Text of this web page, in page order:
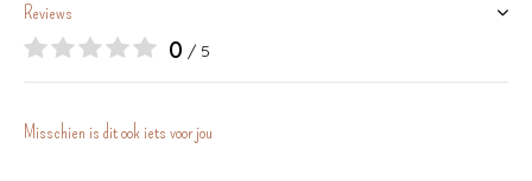
Reviews
0 / 5
Misschien is dit ook iets voor jou